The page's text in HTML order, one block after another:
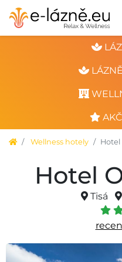
Wellness hotely Hotel
Hotel
Tisá